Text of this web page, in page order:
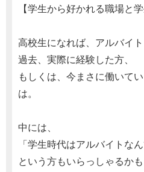
【学生から好かれる職場と
高校生になれば、アルバイト
過去、実際に経験した方、
もしくは、今まさに働いて
は。
中には、
「学生時代はアルバイトな
という方もいらっしゃるかも